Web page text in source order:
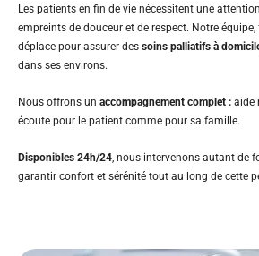
Les patients en fin de vie nécessitent une
empreints de douceur et de respect. Notre équipe,
déplace pour assurer des soins palliatifs à
dans ses environs.
Nous offrons un accompagnement complet : aide
écoute pour le patient comme pour sa famille.
Disponibles 24h/24, nous intervenons autant de
garantir confort et sérénité tout au long de cette